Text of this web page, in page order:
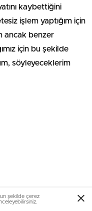
kaybettiğini
işlem yaptığım için
ancak benzer
için bu şekilde
söyleyeceklerim
şekilde çerez